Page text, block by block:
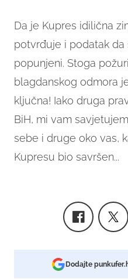
Da je Kupres idilična
potvrđuje i podatak
popunjeni. Stoga
blagdanskog odmora
ključna! Iako druga
BiH, mi vam
sebe i druge oko vas,
Kupresu bio savršen...
Dodajte